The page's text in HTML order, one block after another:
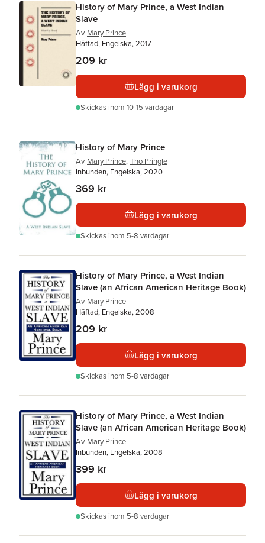
History of Mary Prince, a West Indian
Slave
Av Mary Prince
Häftad, Engelska, 2017
209 kr
Lägg i varukorg
Skickas inom 10-15 vardagar
History of Mary Prince
Av Mary Prince, Tho Pringle
Inbunden, Engelska, 2020
369 kr
Lägg i varukorg
Skickas inom 5-8 vardagar
History of Mary Prince, a West Indian
Slave (an African American Heritage Book)
Av Mary Prince
Häftad, Engelska, 2008
209 kr
Lägg i varukorg
Skickas inom 5-8 vardagar
History of Mary Prince, a West Indian
Slave (an African American Heritage Book)
Av Mary Prince
Inbunden, Engelska, 2008
399 kr
Lägg i varukorg
Skickas inom 5-8 vardagar